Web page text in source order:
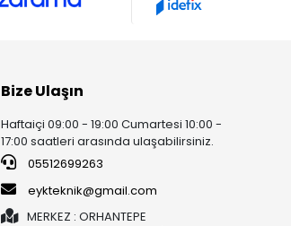
Bize Ulaşın
Haftaiçi 09:00 - 19:00 Cumartesi 10:00 -
17:00 saatleri arasında ulaşabilirsiniz.
05512699263
eykteknik@gmail.com
MERKEZ : ORHANTEPE